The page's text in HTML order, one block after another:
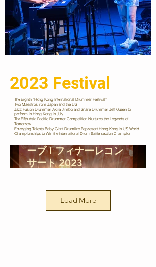
2023 Festival
The Eighth “Hong Kong International Drummer Festival”
Two Maestros from Japan and the US
Jazz Fusion Drummer Akira Jimbo and Snare Drummer Jeff Queen to
perform in Hong Kong in July
The Fifth Asia Pacific Drummer Competition Nurtures the Legends of
Tomorrow
Emerging Talents Baby Giant Drumline Represent Hong Kong in US World
Championships to Win the International Drum Battle section Champion
ドラムス・アンド・ム
ーブ I フィナーレコン
サート 2023
場新館
アジア太平洋ドラマー
Load More